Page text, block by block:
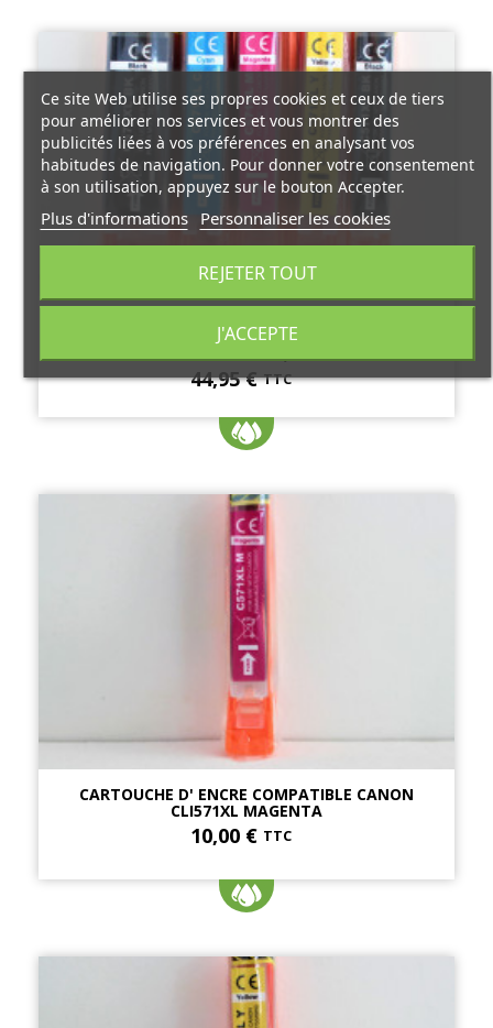
CANON PGI570XL-CLI571XL (1 NOIR ET 4
COULEURS)
44,95 € TTC
CARTOUCHE D' ENCRE COMPATIBLE CANON
CLI571XL MAGENTA
10,00 € TTC
Ce site Web utilise ses propres cookies et ceux de tiers
pour améliorer nos services et vous montrer des
publicités liées à vos préférences en analysant vos
habitudes de navigation. Pour donner votre consentement
à son utilisation, appuyez sur le bouton Accepter.
Plus d'informations Personnaliser les cookies
REJETER TOUT
J'ACCEPTE